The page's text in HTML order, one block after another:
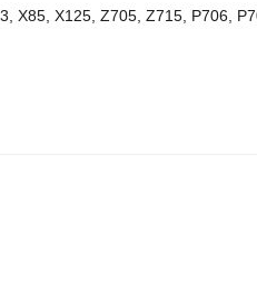
X125, Z705, Z715, P706,